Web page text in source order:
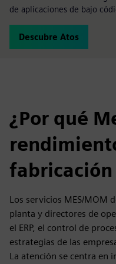
de aplicaciones de bajo
Descubre Atos
¿Por qué
fabricación
Los servicios MES/MOM
planta y directores de
el ERP, el control de
estrategias de las
La atención se centra en